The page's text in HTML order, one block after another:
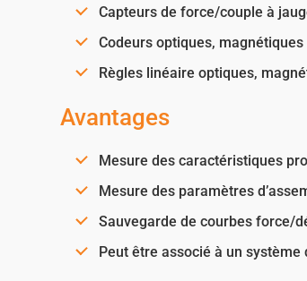
Capteurs de force/couple à
Codeurs optiques,
Règles linéaire optiques,
Avantages
Mesure des caractéristiques
Mesure des paramètres
Sauvegarde de courbes force/
Peut être associé à un